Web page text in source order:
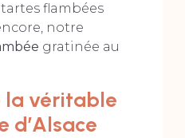
flambées
notre
gratinée au
la véritable
d’Alsace